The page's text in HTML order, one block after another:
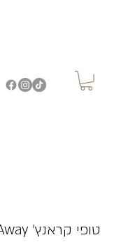
טופי קראנץ' Take Away